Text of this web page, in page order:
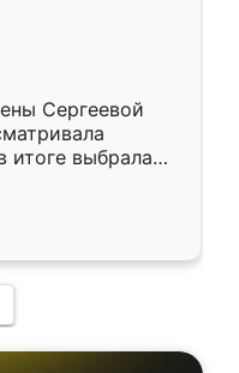
осталась
как и ожидала.
Сергеевой
итоге выбрала
потом
объяснил
в срок, с
место без
осталась
как и ожидала.